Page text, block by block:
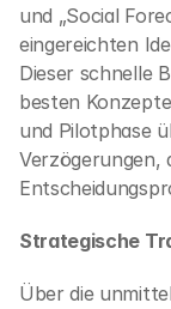
und „Social
eingereichten
Dieser schnelle
besten
und Pilotphase
Verzögerungen,
Strategische
Über die